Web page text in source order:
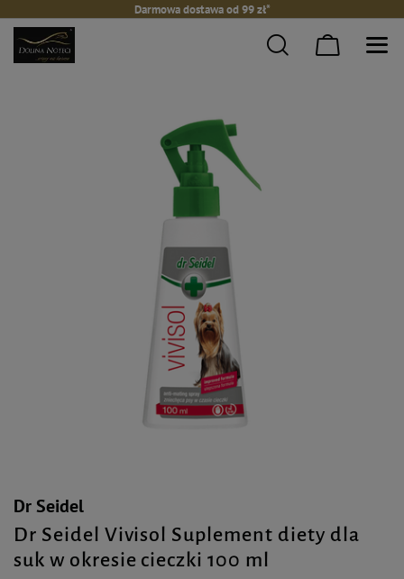
Darmowa dostawa od 99 zł*
Dr Seidel
Dr Seidel Vivisol Suplement diety dla
suk w okresie cieczki 100 ml